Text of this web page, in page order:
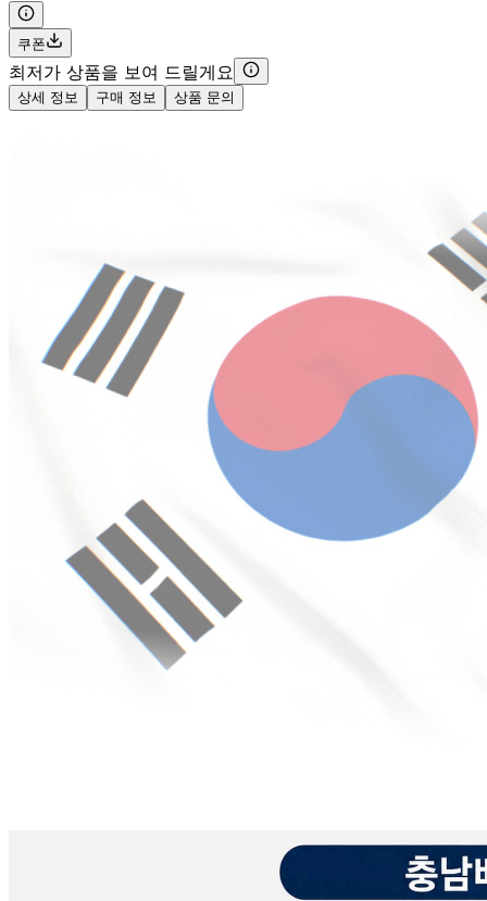
쿠폰
최저가 상품을 보여 드릴게요
상세 정보 구매 정보 상품 문의